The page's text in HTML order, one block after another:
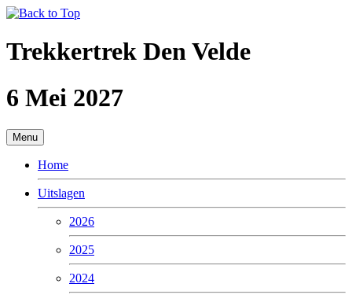
Trekkertrek Den Velde
6 Mei 2027
Menu
Home
Uitslagen
2026
2025
2024